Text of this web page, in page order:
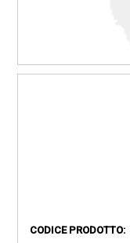
CODICE PRODOTTO: